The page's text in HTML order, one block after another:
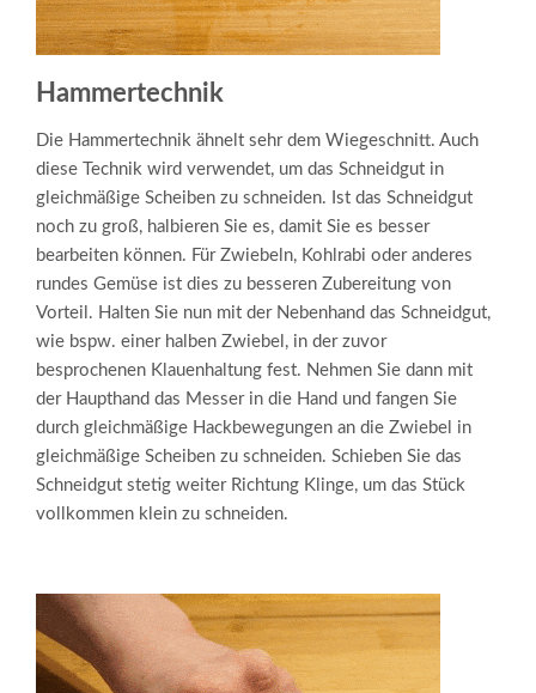
Hammertechnik
Die Hammertechnik ähnelt sehr dem Wiegeschnitt. Auch
diese Technik wird verwendet, um das Schneidgut in
gleichmäßige Scheiben zu schneiden. Ist das Schneidgut
noch zu groß, halbieren Sie es, damit Sie es besser
bearbeiten können. Für Zwiebeln, Kohlrabi oder anderes
rundes Gemüse ist dies zu besseren Zubereitung von
Vorteil. Halten Sie nun mit der Nebenhand das Schneidgut,
wie bspw. einer halben Zwiebel, in der zuvor
besprochenen Klauenhaltung fest. Nehmen Sie dann mit
der Haupthand das Messer in die Hand und fangen Sie
durch gleichmäßige Hackbewegungen an die Zwiebel in
gleichmäßige Scheiben zu schneiden. Schieben Sie das
Schneidgut stetig weiter Richtung Klinge, um das Stück
vollkommen klein zu schneiden.